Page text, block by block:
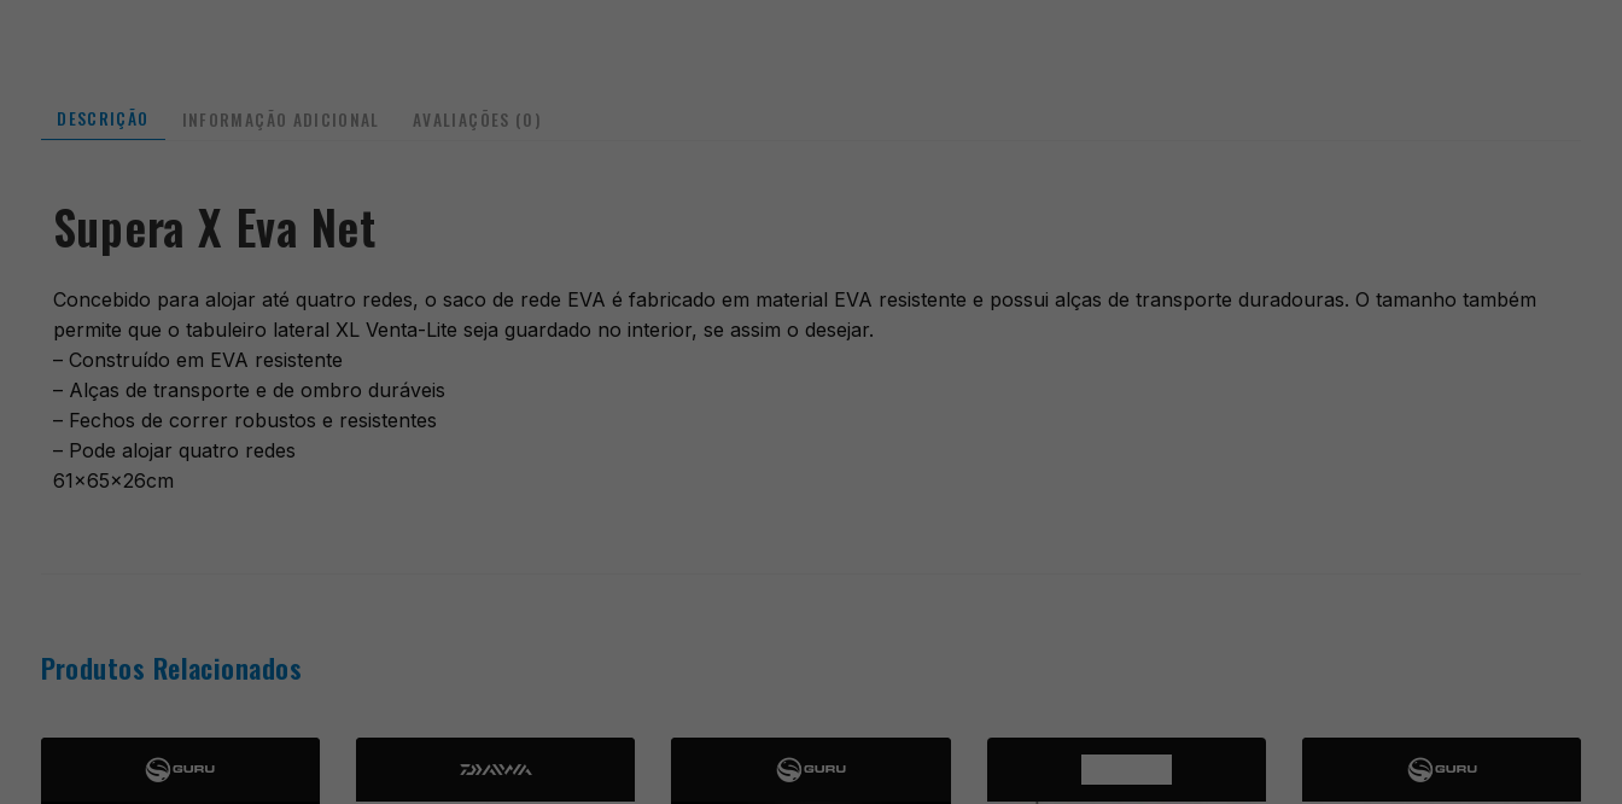
DESCRIÇÃO INFORMAÇÃO ADICIONAL AVALIAÇÕES (0)
Supera X Eva Net
Concebido para alojar até quatro redes, o saco de rede EVA é fabricado em material EVA resistente e possui alças de transporte duradouras. O tamanho também
permite que o tabuleiro lateral XL Venta-Lite seja guardado no interior, se assim o desejar.
– Construído em EVA resistente
– Alças de transporte e de ombro duráveis
– Fechos de correr robustos e resistentes
– Pode alojar quatro redes
61x65x26cm
Produtos Relacionados